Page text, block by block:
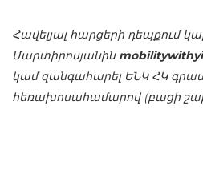
Հավելյալ հարցերի դեպքում
Մարտիրոսյանին
կամ զանգահարել ԵՆԿ ՀԿ
հեռախոսահամարով (բացի